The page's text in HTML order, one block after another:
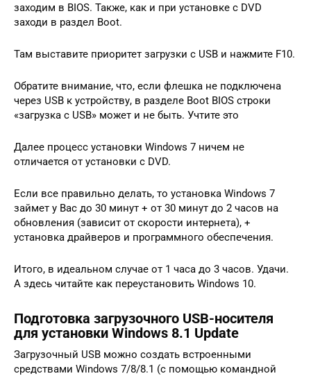
заходим в BIOS. Также, как и при установке с DVD
заходи в раздел Boot.
Там выставите приоритет загрузки с USB и нажмите F10.
Обратите внимание, что, если флешка не подключена
через USB к устройству, в разделе Boot BIOS строки
«загрузка с USB» может и не быть. Учтите это
Далее процесс установки Windows 7 ничем не
отличается от установки с DVD.
Если все правильно делать, то установка Windows 7
займет у Вас до 30 минут + от 30 минут до 2 часов на
обновления (зависит от скорости интернета), +
установка драйверов и программного обеспечения.
Итого, в идеальном случае от 1 часа до 3 часов. Удачи.
А здесь читайте как переустановить Windows 10.
Подготовка загрузочного USB-носителя
для установки Windows 8.1 Update
Загрузочный USB можно создать встроенными
средствами Windows 7/8/8.1 (с помощью командной